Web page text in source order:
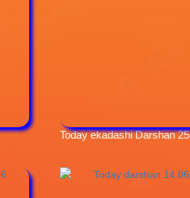
Today ekadashi Darshan 25